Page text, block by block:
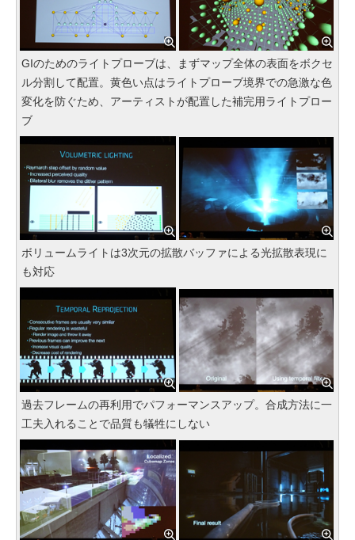
GIのためのライトプローブは、まずマップ全体の表面をボクセ
ル分割して配置。黄色い点はライトプローブ境界での急激な色
変化を防ぐため、アーティストが配置した補完用ライトプロー
ブ
ボリュームライトは3次元の拡散バッファによる光拡散表現に
も対応
過去フレームの再利用でパフォーマンスアップ。合成方法に一
工夫入れることで品質も犠牲にしない